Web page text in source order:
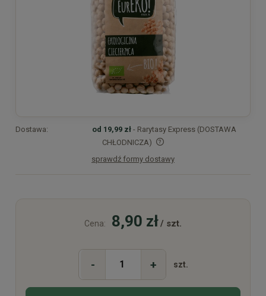
Dostawa: od 19,99 zł - Rarytasy Express (DOSTAWA
CHŁODNICZA)
Cena nie zawiera ewentualnych kosztów płatności
sprawdź formy dostawy
Cena: 8,90 zł/ szt.
- + szt.